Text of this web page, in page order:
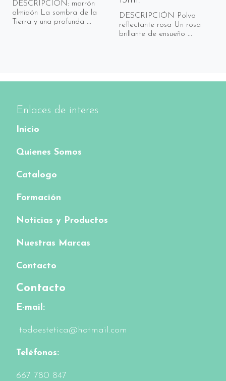
DESCRIPCIÓN: marrón
almidón La sombra de la
Tierra y una profunda ...
DESCRIPCIÓN Polvo
reflectante rosa Un rosa
brillante de ensueño ...
Enlaces de interes
Inicio
Quienes Somos
Catalogo
Formación
Noticias y Productos
Nuestras Marcas
Contacto
Contacto
E-mail:
todoestetica@hotmail.com
Teléfonos:
667 780 847